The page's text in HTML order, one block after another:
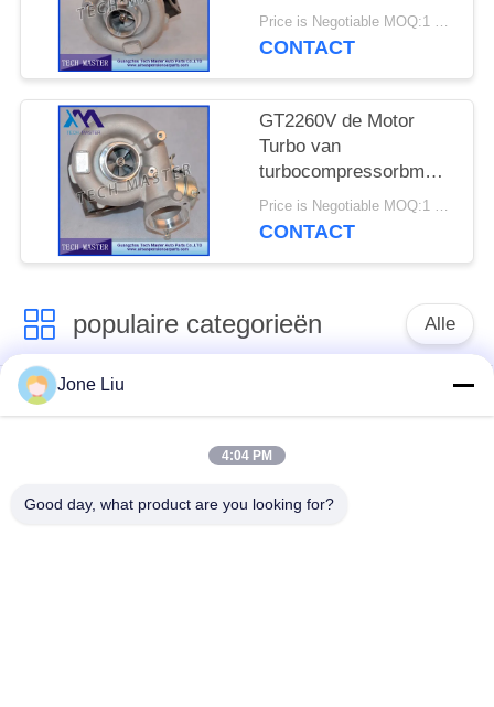
E53 OE 791044E
7791046F
Price is Negotiable MOQ:1 stk
CONTACT
GT2260V de Motor
Turbo van
turbocompressorbmw
X5 742417-0001
753392-5015S M57TU
Price is Negotiable MOQ:1 stk
CONTACT
populaire categorieën Alle
De Schok van de
luchtopschorting
luchtopschorting
Benz de Delen
BMW-de Delen van
Jone Liu
4:04 PM
Good day, what product are you looking for?